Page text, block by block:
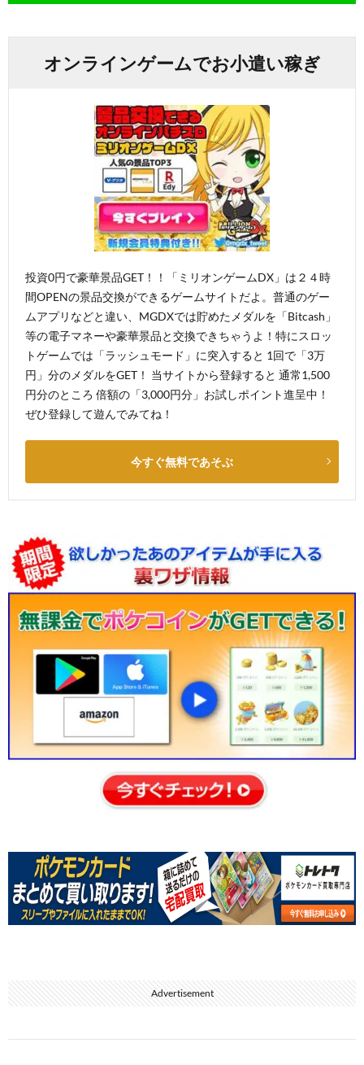
オンラインゲームでお小遣い稼ぎ
投資0円で豪華景品GET！！「ミリオンゲームDX」は２４時
間OPENの景品交換ができるゲームサイトだよ。普通のゲー
ムアプリなどと違い、MGDXでは貯めたメダルを「Bitcash」
等の電子マネーや豪華景品と交換できちゃうよ！特にスロッ
トゲームでは「ラッシュモード」に突入すると 1回で「3万
円」分のメダルをGET！ 当サイトから登録すると 通常1,500
円分のところ 倍額の「3,000円分」お試しポイント進呈中！
ぜひ登録して遊んでみてね！
今すぐ無料であそぶ
Advertisement